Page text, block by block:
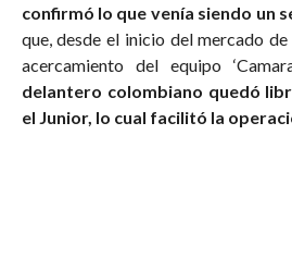
confirmó lo que venía siendo un
que, desde el inicio del mercado
acercamiento del equipo
delantero colombiano quedó
el Junior, lo cual facilitó la